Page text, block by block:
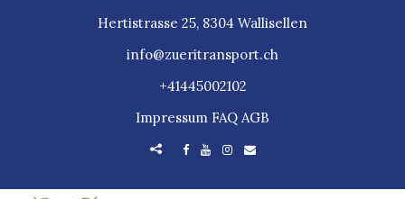
Hertistrasse 25, 8304 Wallisellen
info@zueritransport.ch
+41445002102
Impressum FAQ AGB